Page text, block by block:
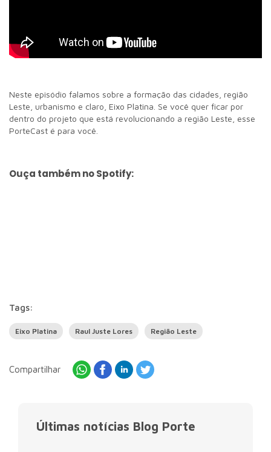
Neste episódio falamos sobre a formação das cidades, região
Leste, urbanismo e claro, Eixo Platina. Se você quer ficar por
dentro do projeto que está revolucionando a região Leste, esse
PorteCast é para você.
Ouça também no Spotify:
Tags:
Eixo Platina Raul Juste Lores Região Leste
Compartilhar
Últimas notícias Blog Porte